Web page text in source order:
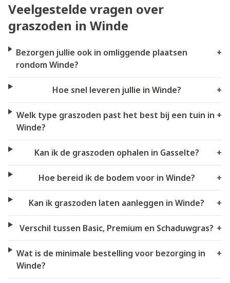
Veelgestelde vragen over
graszoden in Winde
Bezorgen jullie ook in omliggende plaatsen
rondom Winde?
+
Hoe snel leveren jullie in Winde? +
Welk type graszoden past het best bij een tuin in
Winde?
+
Kan ik de graszoden ophalen in Gasselte? +
Hoe bereid ik de bodem voor in Winde? +
Kan ik graszoden laten aanleggen in Winde? +
Verschil tussen Basic, Premium en Schaduwgras? +
Wat is de minimale bestelling voor bezorging in
Winde?
+